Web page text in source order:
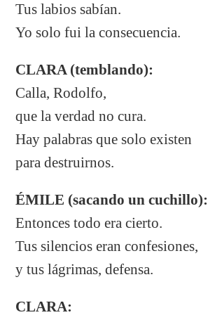
Tus labios sabían.
Yo solo fui la consecuencia.
CLARA (temblando):
Calla, Rodolfo,
que la verdad no cura.
Hay palabras que solo existen
para destruirnos.
ÉMILE (sacando un cuchillo):
Entonces todo era cierto.
Tus silencios eran confesiones,
y tus lágrimas, defensa.
CLARA: